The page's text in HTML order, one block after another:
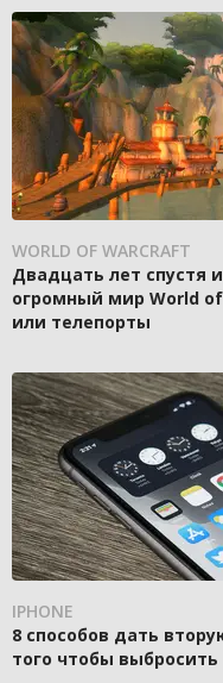
WORLD OF WARCRAFT
Двадцать лет спустя
огромный мир World
или телепорты
IPHONE
8 способов дать
того чтобы выбросить